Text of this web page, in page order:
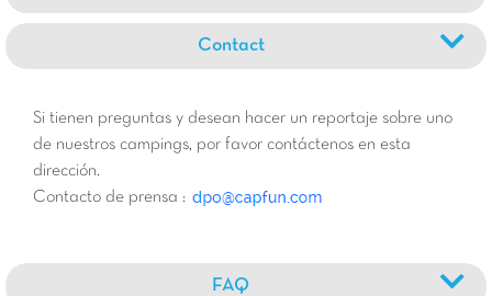
Contact
Si tienen preguntas y desean hacer un reportaje sobre uno
de nuestros campings, por favor contáctenos en esta
dirección.
Contacto de prensa :
FAQ